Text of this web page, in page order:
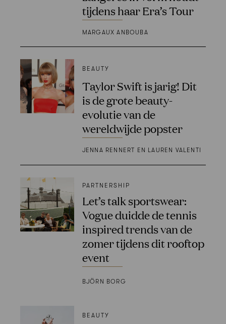
tijdens haar Era’s Tour
MARGAUX ANBOUBA
BEAUTY
Taylor Swift is jarig! Dit
is de grote beauty-
evolutie van de
wereldwijde popster
JENNA RENNERT EN LAUREN VALENTI
PARTNERSHIP
Let’s talk sportswear:
Vogue duidde de tennis
inspired trends van de
zomer tijdens dit rooftop
event
BJÖRN BORG
BEAUTY